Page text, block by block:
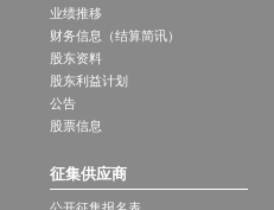
业绩推移
财务信息（结算简讯）
股东资料
股东利益计划
公告
股票信息
征集供应商